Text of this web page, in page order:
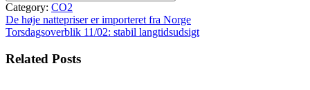
Category: CO2
Indlægsnavigation
De høje nattepriser er importeret fra Norge
Torsdagsoverblik 11/02: stabil langtidsudsigt
Related Posts